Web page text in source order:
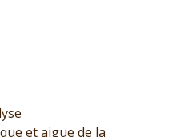
et aigue de la